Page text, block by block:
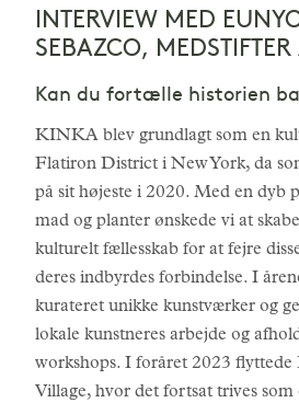
INTERVIEW MED
SEBAZCO,
Kan du fortælle historien
KINKA blev grundlagt som en
Flatiron District i New York, da
på sit højeste i 2020. Med en dyb
mad og planter ønskede vi at
kulturelt fællesskab for at fejre
deres indbyrdes forbindelse. I
kurateret unikke kunstværker og
lokale kunstneres arbejde og
workshops. I foråret 2023
Village, hvor det fortsat trives som